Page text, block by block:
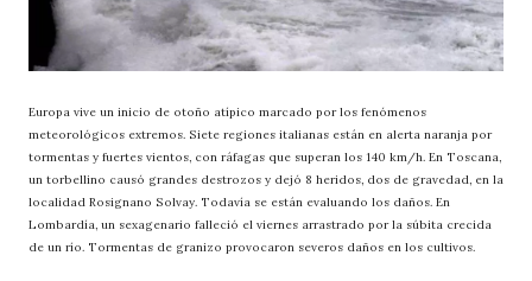
Europa vive un inicio de otoño atípico marcado por los fenómenos
meteorológicos extremos. Siete regiones italianas están en alerta naranja por
tormentas y fuertes vientos, con ráfagas que superan los 140 km/h. En Toscana,
un torbellino causó grandes destrozos y dejó 8 heridos, dos de gravedad, en la
localidad Rosignano Solvay. Todavía se están evaluando los daños. En
Lombardía, un sexagenario falleció el viernes arrastrado por la súbita crecida
de un río. Tormentas de granizo provocaron severos daños en los cultivos.